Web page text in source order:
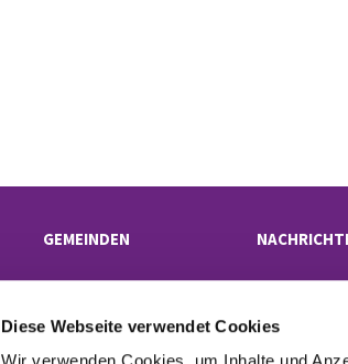
Diese Webseite verwendet Cookies
GEMEINDEN
·